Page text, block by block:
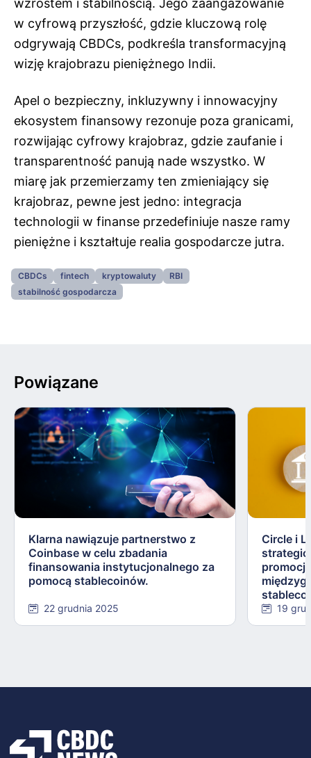
wzrostem i stabilnością. Jego zaangażowanie
w cyfrową przyszłość, gdzie kluczową rolę
odgrywają CBDCs, podkreśla transformacyjną
wizję krajobrazu pieniężnego Indii.
Apel o bezpieczny, inkluzywny i innowacyjny
ekosystem finansowy rezonuje poza granicami,
rozwijając cyfrowy krajobraz, gdzie zaufanie i
transparentność panują nade wszystko. W
miarę jak przemierzamy ten zmieniający się
krajobraz, pewne jest jedno: integracja
technologii w finanse przedefiniuje nasze ramy
pieniężne i kształtuje realia gospodarcze jutra.
CBDCs fintech kryptowaluty
RBI
stabilność gospodarcza
Powiązane
Klarna nawiązuje partnerstwo z
Coinbase w celu zbadania
finansowania instytucjonalnego za
pomocą stablecoinów.
22 grudnia 2025
Circle i
19